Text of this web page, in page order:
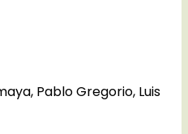
Pablo Gregorio, Luis